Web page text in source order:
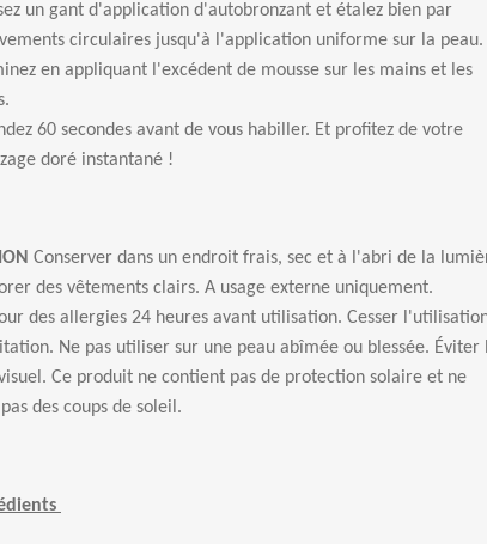
un gant d'application d'autobronzant et étalez bien par
circulaires jusqu'à l'application uniforme sur la peau.
en appliquant l'excédent de mousse sur les mains et les
60 secondes avant de vous habiller. Et profitez de votre
doré instantané !
Conserver dans un endroit frais, sec et à l'abri de la
des vêtements clairs. A usage externe uniquement.
des allergies 24 heures avant utilisation. Cesser
Ne pas utiliser sur une peau abîmée ou blessée. Éviter
Ce produit ne contient pas de protection solaire et ne
des coups de soleil.